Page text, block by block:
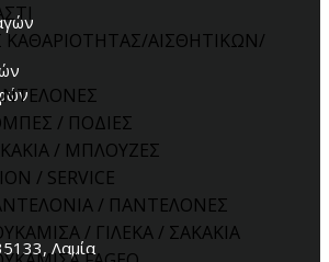
ΚΑΘΑΡΙΟΤΗΤΑΣ/ΑΙΣΘΗΤΙΚΩΝ/
/ ΠΟΔΙΕΣ
/ ΜΠΛΟΥΖΕΣ
/ SERVICE
/ ΠΑΝΤΕΛΟΝΕΣ
/ ΓΙΛΕΚΑ / ΣΑΚΑΚΙΑ
Λαμία